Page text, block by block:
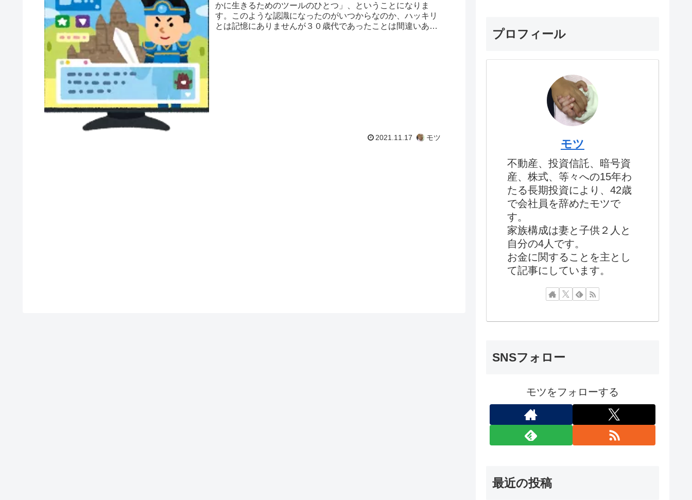
かに生きるためのツールのひとつ」、ということになりま
す。このような認識になったのがいつからなのか、ハッキリ
とは記憶にありませんが３０歳代であったことは間違いあり
2021.11.17 モツ
プロフィール
モツ
不動産、投資信託、暗号資
産、株式、等々への15年わ
たる長期投資により、42歳
で会社員を辞めたモツで
す。
家族構成は妻と子供２人と
自分の4人です。
お金に関することを主とし
て記事にしています。
SNSフォロー
モツをフォローする
最近の投稿